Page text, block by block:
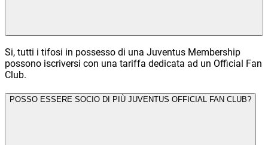
Si, tutti i tifosi in possesso di una Juventus Membership
possono iscriversi con una tariffa dedicata ad un Official Fan
Club.
POSSO ESSERE SOCIO DI PIÙ JUVENTUS OFFICIAL FAN CLUB?